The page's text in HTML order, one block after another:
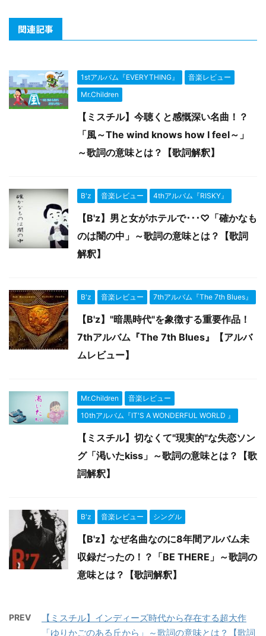
関連記事
1stアルバム『EVERYTHING』
音楽レビュー
Mr.Children
【ミスチル】今聴くと感慨深い名曲！？
「風～The wind knows how I feel～」
～歌詞の意味とは？【歌詞解釈】
B'z 音楽レビュー 4thアルバム『RISKY』
【B'z】男と女がホテルで･･･♡「確かなも
のは闇の中」～歌詞の意味とは？【歌詞
解釈】
B'z 音楽レビュー 7thアルバム『The 7th Blues』
【B'z】"暗黒時代"を象徴する重要作品！
7thアルバム『The 7th Blues』【アルバ
ムレビュー】
Mr.Children
音楽レビュー
10thアルバム『IT'S A WONDERFUL WORLD 』
【ミスチル】切なくて"現実的"な失恋ソン
グ「渇いたkiss」～歌詞の意味とは？【歌
詞解釈】
B'z 音楽レビュー シングル
【B'z】なぜ名曲なのに8年間アルバム未
収録だったの！？「BE THERE」～歌詞の
意味とは？【歌詞解釈】
PREV
【ミスチル】インディーズ時代から存在する超大作
「ゆりかごのある丘から」～歌詞の意味とは？【歌詞